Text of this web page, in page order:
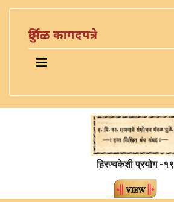
दुर्मिळ कागदपत्रे
हिरण्यकेशी प्रयोग -१९